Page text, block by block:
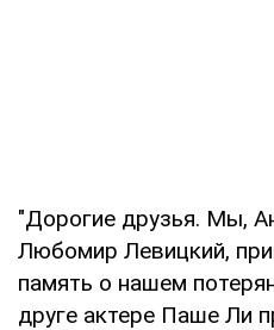
"Дорогие друзья. Мы,
Любомир Левицкий,
память о нашем
друге актере Паше Ли